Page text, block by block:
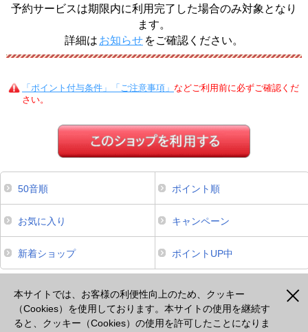
本サイトでは、お客様の利便性向上のため、クッキー
（Cookies）を使用しております。本サイトの使用を継続す
ると、クッキー（Cookies）の使用を許可したことになりま
予約サービスは期限内に利用完了した場合のみ対象となり
ます。
詳細は お知らせ をご確認ください。
「ポイント付与条件」「ご注意事項」 などご利用前に必ずご確認くだ
さい。
50音順 ポイント順
お気に入り キャンペーン
新着ショップ ポイントUP中
注意事項 プライバシーポリシー セキュリティポリシー cookie等の使用について